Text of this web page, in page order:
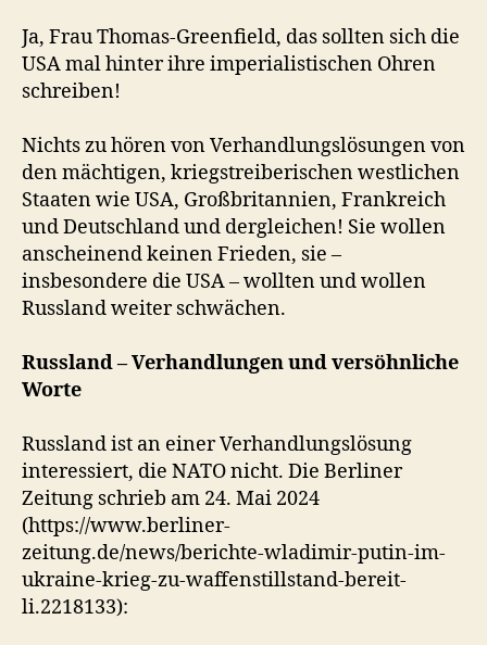
Ja, Frau Thomas-Greenfield, das sollten sich die
USA mal hinter ihre imperialistischen Ohren
schreiben!
Nichts zu hören von Verhandlungslösungen von
den mächtigen, kriegstreiberischen westlichen
Staaten wie USA, Großbritannien, Frankreich
und Deutschland und dergleichen! Sie wollen
anscheinend keinen Frieden, sie –
insbesondere die USA – wollten und wollen
Russland weiter schwächen.
Russland – Verhandlungen und versöhnliche
Worte
Russland ist an einer Verhandlungslösung
interessiert, die NATO nicht. Die Berliner
Zeitung schrieb am 24. Mai 2024
(https://www.berliner-
zeitung.de/news/berichte-wladimir-putin-im-
ukraine-krieg-zu-waffenstillstand-bereit-
li.2218133):